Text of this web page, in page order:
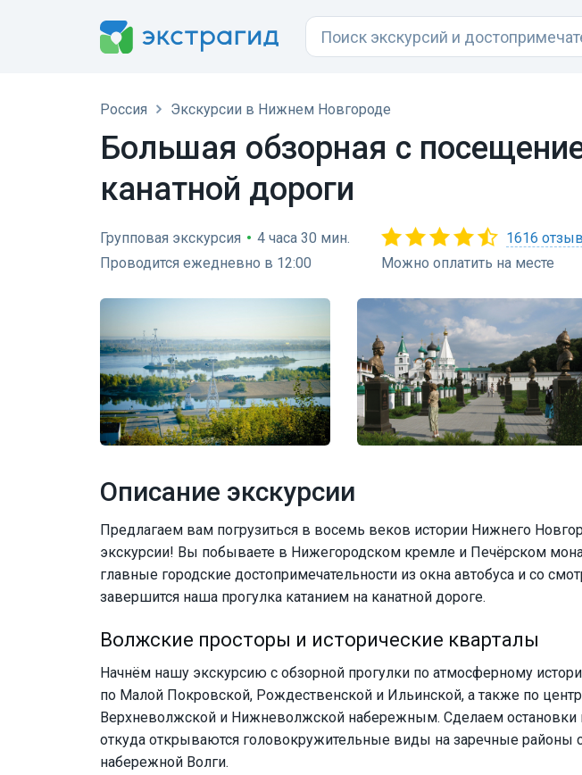
Россия Экскурсии в Нижнем Новгороде
Большая обзорная с
канатной дороги
Групповая экскурсия • 4 часа 30 мин.
Проводится ежедневно в 12:00
1616
Можно оплатить на месте
Описание экскурсии
Предлагаем вам погрузиться в восемь веков истории Нижнего
экскурсии! Вы побываете в Нижегородском кремле и Печёрском
главные городские достопримечательности из окна автобуса и со
завершится наша прогулка катанием на канатной дороге.
Волжские просторы и исторические кварталы
Начнём нашу экскурсию с обзорной прогулки по атмосферному
по Малой Покровской, Рождественской и Ильинской, а также по
Верхневолжской и Нижневолжской набережным. Сделаем остановки
откуда открываются головокружительные виды на заречные районы
набережной Волги.